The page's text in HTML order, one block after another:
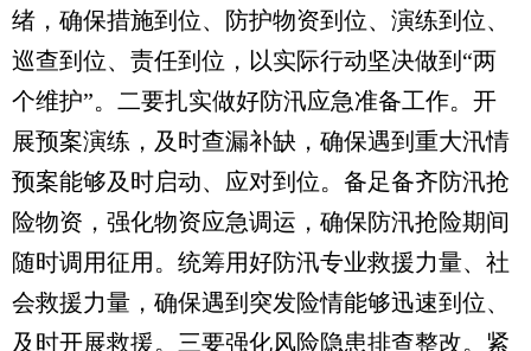
绪，确保措施到位、防护物资到位、演练到位、
巡查到位、责任到位，以实际行动坚决做到“两
个维护”。二要扎实做好防汛应急准备工作。开
展预案演练，及时查漏补缺，确保遇到重大汛情
预案能够及时启动、应对到位。备足备齐防汛抢
险物资，强化物资应急调运，确保防汛抢险期间
随时调用征用。统筹用好防汛专业救援力量、社
会救援力量，确保遇到突发险情能够迅速到位、
及时开展救援。三要强化风险隐患排查整改。紧